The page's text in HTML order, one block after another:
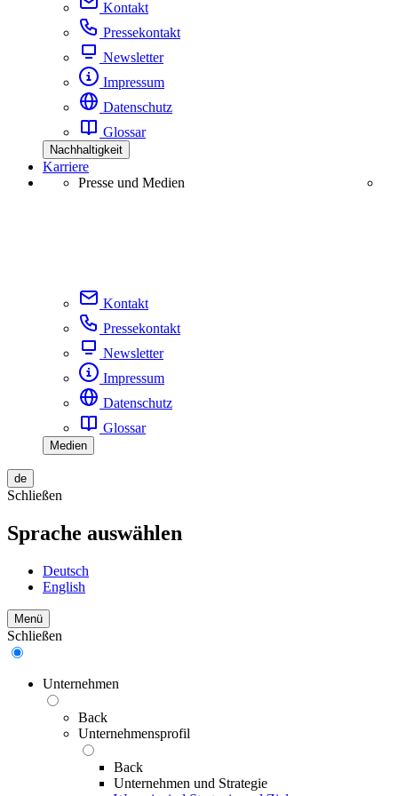
Kontakt
Pressekontakt
Newsletter
Impressum
Datenschutz
Glossar
Nachhaltigkeit
Karriere
Presse und Medien
Kontakt
Pressekontakt
Newsletter
Impressum
Datenschutz
Glossar
Medien
de
Schließen
Sprache auswählen
Deutsch
English
Menü
Schließen
Unternehmen
Back
Unternehmensprofil
Back
Unternehmen und Strategie